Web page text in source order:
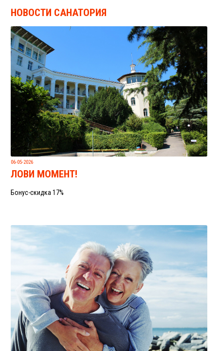
НОВОСТИ САНАТОРИЯ
06-05-2026
ЛОВИ МОМЕНТ!
Бонус-скидка 17%